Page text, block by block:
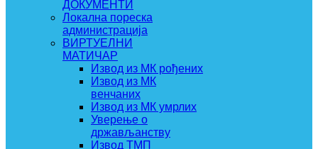
ДОКУМЕНТИ
Локална пореска
администрација
ВИРТУЕЛНИ
МАТИЧАР
Извод из МК рођених
Извод из МК
венчаних
Извод из МК умрлих
Уверење о
држављанству
Извод ТМП